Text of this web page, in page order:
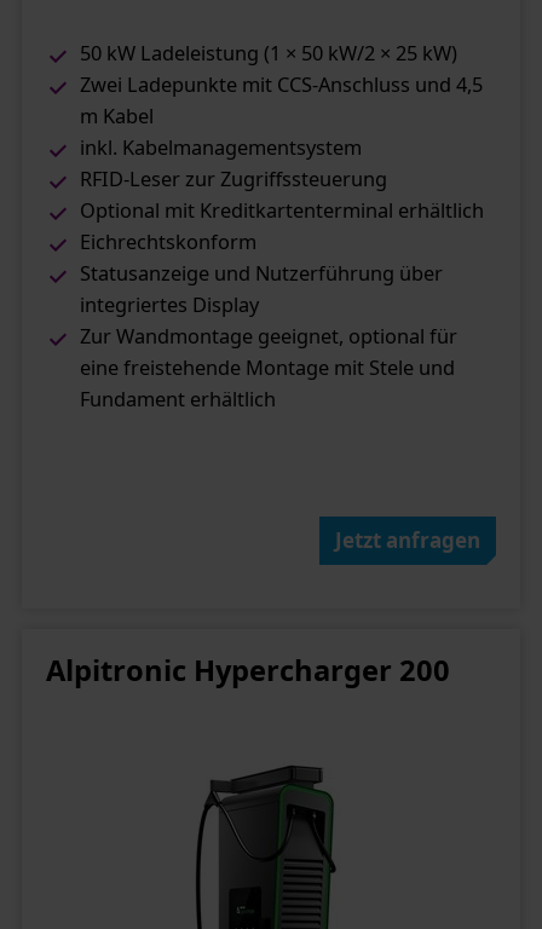
50 kW Ladeleistung (1 × 50 kW/2 × 25 kW)
Zwei Ladepunkte mit CCS-Anschluss und 4,5
m Kabel
inkl. Kabelmanagementsystem
RFID-Leser zur Zugriffssteuerung
Optional mit Kreditkartenterminal erhältlich
Eichrechtskonform
Statusanzeige und Nutzerführung über
integriertes Display
Zur Wandmontage geeignet, optional für
eine freistehende Montage mit Stele und
Fundament erhältlich
Jetzt anfragen
Alpitronic Hypercharger 200